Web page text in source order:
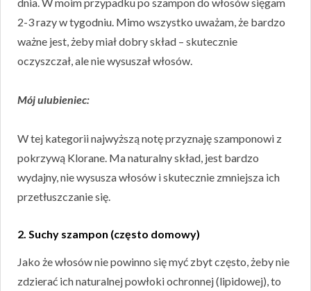
2-3 razy w tygodniu. Mimo wszystko uważam, że bardzo
ważne jest, żeby miał dobry skład – skutecznie
oczyszczał, ale nie wysuszał włosów.
Mój ulubieniec:
W tej kategorii najwyższą notę przyznaję szamponowi z
pokrzywą Klorane. Ma naturalny skład, jest bardzo
wydajny, nie wysusza włosów i skutecznie zmniejsza ich
przetłuszczanie się.
2. Suchy szampon (często domowy)
Jako że włosów nie powinno się myć zbyt często, żeby nie
zdzierać ich naturalnej powłoki ochronnej (lipidowej), to